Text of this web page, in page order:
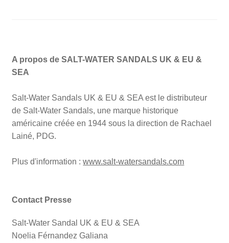
A propos de SALT-WATER SANDALS UK & EU &
SEA
Salt-Water Sandals UK & EU & SEA est le distributeur
de Salt-Water Sandals, une marque historique
américaine créée en 1944 sous la direction de Rachael
Lainé, PDG.
Plus d'information :www.salt-watersandals.com
Contact Presse
Salt-Water Sandal UK & EU & SEA
Noelia Férnandez Galiana